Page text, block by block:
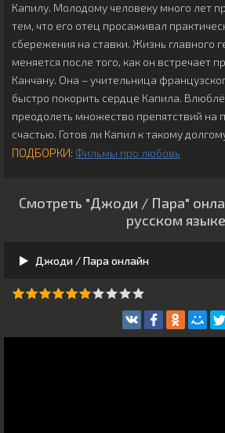
Капилу. Молодому человеку много лет
тем, что его отец просаживал
сбережения на ставки. Жизнь главного
меняется после того, как он встречает
Канчану. Она – учительница
быстро покорить сердце Капила.
преодолеть множество препятствий на
счастью. Готов ли Капил к такому
ПОДБОРКИ: Фильмы про любовь
Смотреть "Джоди / Пара"
русском языке
Джоди / Пара онлайн